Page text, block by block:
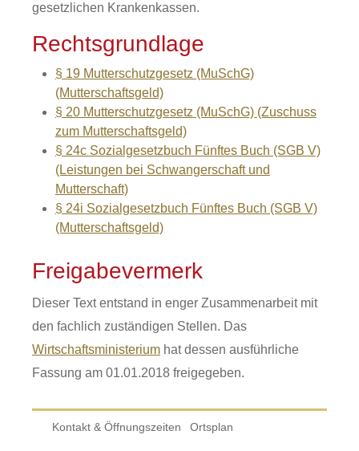
gesetzlichen Krankenkassen.
Rechtsgrundlage
§ 19 Mutterschutzgesetz (MuSchG)
(Mutterschaftsgeld)
§ 20 Mutterschutzgesetz (MuSchG) (Zuschuss
zum Mutterschaftsgeld)
§ 24c Sozialgesetzbuch Fünftes Buch (SGB V)
(Leistungen bei Schwangerschaft und
Mutterschaft)
§ 24i Sozialgesetzbuch Fünftes Buch (SGB V)
(Mutterschaftsgeld)
Freigabevermerk
Dieser Text entstand in enger Zusammenarbeit mit
den fachlich zuständigen Stellen. Das
Wirtschaftsministerium hat dessen ausführliche
Fassung am 01.01.2018 freigegeben.
Kontakt & Öffnungszeiten Ortsplan